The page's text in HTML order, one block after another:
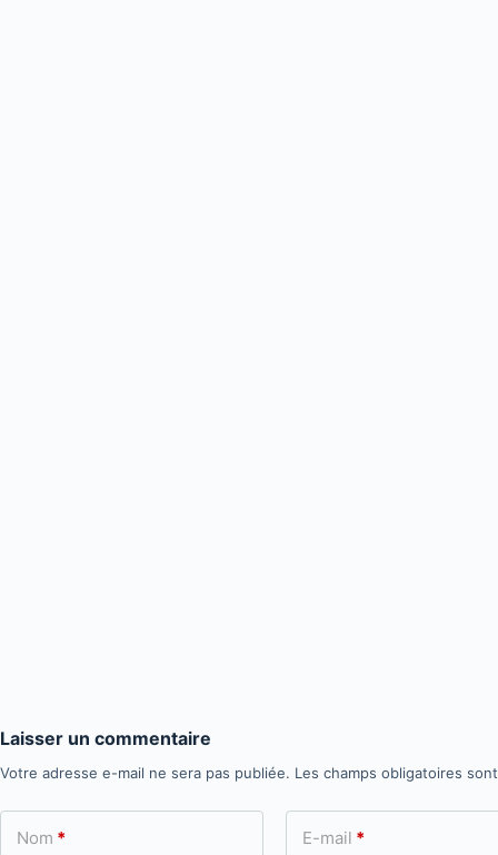
Laisser un commentaire
Votre adresse e-mail ne sera pas publiée. Les champs obligatoires
Nom * E-mail *